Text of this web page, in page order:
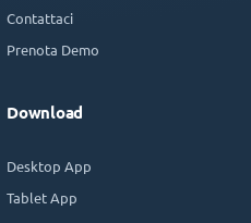
Contattaci
Prenota Demo
Download
Desktop App
Tablet App